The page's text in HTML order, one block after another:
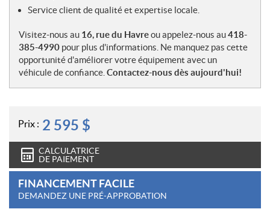
Service client de qualité et expertise locale.
Visitez-nous au 16, rue du Havreou appelez-nous au418-
385-4990 pour plus d'informations. Ne manquez pas cette
opportunité d'améliorer votre équipement avec un
véhicule de confiance. Contactez-nous dès aujourd'hui!
Prix : 2 595 $
CALCULATRICE
DE PAIEMENT
FINANCEMENT FACILE
DEMANDEZ UNE PRÉ-APPROBATION